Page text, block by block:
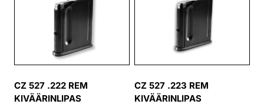
CZ 527 .222 REM
KIVÄÄRINLIPAS
CZ 527 .223 REM
KIVÄÄRINLIPAS